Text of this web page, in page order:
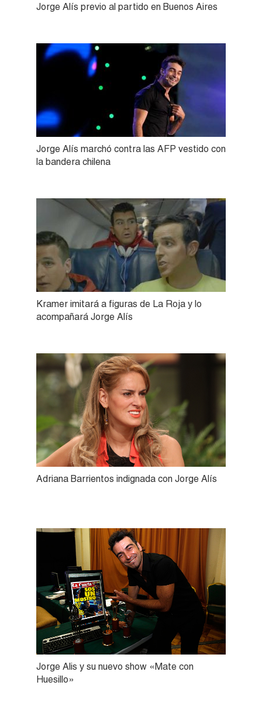
Jorge Alís previo al partido en Buenos Aires
Jorge Alís marchó contra las AFP vestido con
la bandera chilena
Kramer imitará a figuras de La Roja y lo
acompañará Jorge Alís
Adriana Barrientos indignada con Jorge Alís
Jorge Alis y su nuevo show «Mate con
Huesillo»